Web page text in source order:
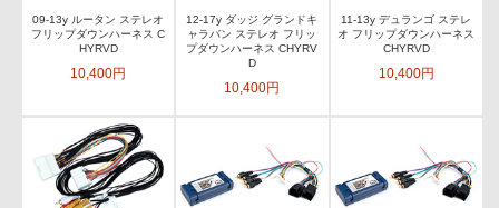
09-13y ルータン ステレオ
フリップダウンハーネス C
HYRVD
10,400円
12-17y ダッジ グランドキ
ャラバン ステレオ フリッ
プダウンハーネス CHYRV
D
10,400円
11-13y デュランゴ ステレ
オ フリップダウンハーネス
CHYRVD
10,400円